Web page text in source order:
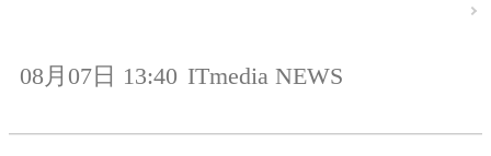
08月07日 13:40 ITmedia NEWS